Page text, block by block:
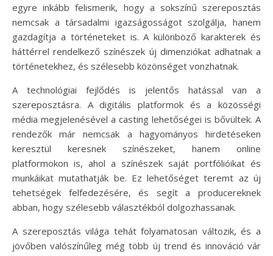
egyre inkább felismerik, hogy a sokszínű szereposztás
nemcsak a társadalmi igazságosságot szolgálja, hanem
gazdagítja a történeteket is. A különböző karakterek és
háttérrel rendelkező színészek új dimenziókat adhatnak a
történetekhez, és szélesebb közönséget vonzhatnak.
A technológiai fejlődés is jelentős hatással van a
szereposztásra. A digitális platformok és a közösségi
média megjelenésével a casting lehetőségei is bővültek. A
rendezők már nemcsak a hagyományos hirdetéseken
keresztül keresnek színészeket, hanem online
platformokon is, ahol a színészek saját portfólióikat és
munkáikat mutathatják be. Ez lehetőséget teremt az új
tehetségek felfedezésére, és segít a producereknek
abban, hogy szélesebb választékból dolgozhassanak.
A szereposztás világa tehát folyamatosan változik, és a
jövőben valószínűleg még több új trend és innováció vár